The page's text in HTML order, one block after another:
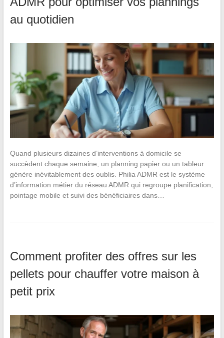
au quotidien
Quand plusieurs dizaines d’interventions à domicile se
succèdent chaque semaine, un planning papier ou un tableur
génère inévitablement des oublis. Philia ADMR est le système
d’information métier du réseau ADMR qui regroupe planification,
pointage mobile et suivi des bénéficiaires dans…
Comment profiter des offres sur les
pellets pour chauffer votre maison à
petit prix